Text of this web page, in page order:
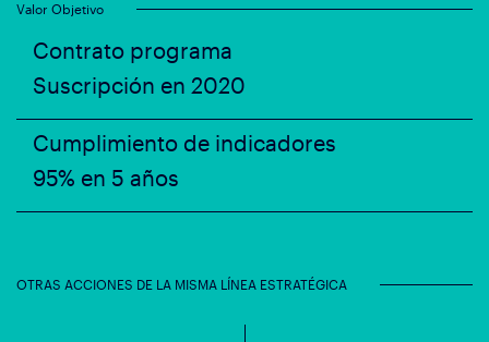
Valor Objetivo
Contrato programa
Suscripción en 2020
Cumplimiento de indicadores
95% en 5 años
OTRAS ACCIONES DE LA MISMA LÍNEA ESTRATÉGICA